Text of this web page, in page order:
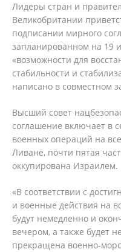
Лидеры стран и
Великобритании
подписании мирного
запланированном на 19
«возможности для
стабильности и
написано в совместном
Высший совет
соглашение включает в
военных операций на
Ливане, почти пятая
оккупирована Израилем.
«В соответствии с
и военные действия на
будут немедленно и
вечером, а также будет
прекращена военно-